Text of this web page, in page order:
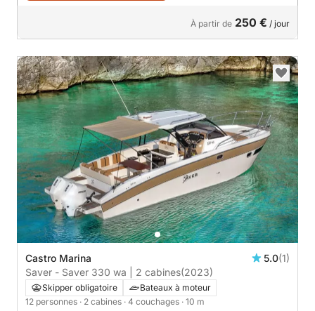
À partir de 250 € / jour
Castro Marina 5.0(1)
Saver - Saver 330 wa | 2 cabines(2023)
Skipper obligatoire
Bateaux à moteur
12 personnes · 2 cabines · 4 couchages · 10 m